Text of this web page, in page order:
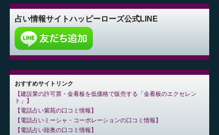
占い情報サイトハッピーローズ公式LINE
おすすめサイトリンク
建設業の許可票・金看板を低価格で販売する「金看板のエクセレン
ト」
電話占い紫苑の口コミ情報
電話占いミーシャ・コーポレーションの口コミ情報
電話占い陸奥の口コミ情報